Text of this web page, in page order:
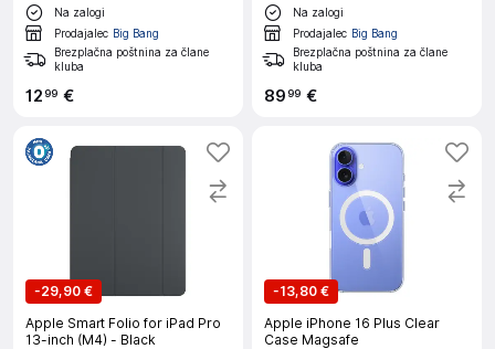
Na zalogi
Prodajalec Big Bang
Brezplačna poštnina za člane
kluba
1299 €
Na zalogi
Prodajalec Big Bang
Brezplačna poštnina za člane
kluba
8999 €
-29,90 €
Apple Smart Folio for iPad Pro
13-inch (M4) - Black
-13,80 €
Apple iPhone 16 Plus Clear
Case Magsafe